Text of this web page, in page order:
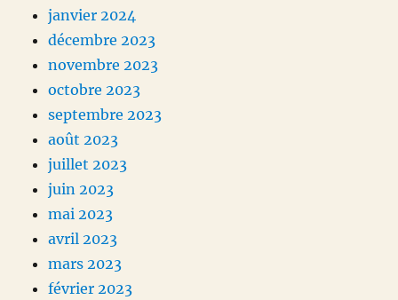
janvier 2024
décembre 2023
novembre 2023
octobre 2023
septembre 2023
août 2023
juillet 2023
juin 2023
mai 2023
avril 2023
mars 2023
février 2023